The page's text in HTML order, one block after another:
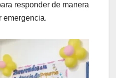
responder de manera
emergencia.